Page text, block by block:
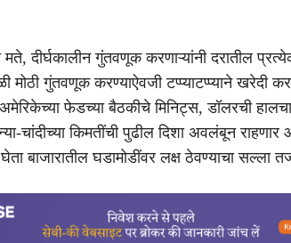
मते, दीर्घकालीन गुंतवणूक करणाऱ्यांनी दरातील
मोठी गुंतवणूक करण्याऐवजी टप्प्याटप्प्याने खरेदी
फेडच्या बैठकीचे मिनिट्स, डॉलरची
चांदीच्या किमतींची पुढील दिशा अवलंबून
बाजारातील घडामोडींवर लक्ष ठेवण्याचा सल्ला